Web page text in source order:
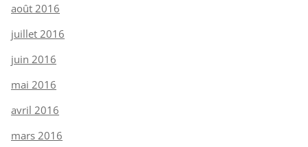
août 2016
juillet 2016
juin 2016
mai 2016
avril 2016
mars 2016